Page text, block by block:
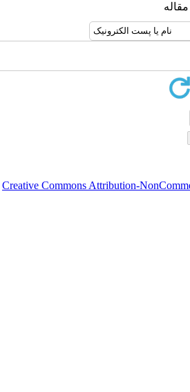
Creative Commons Attribution-